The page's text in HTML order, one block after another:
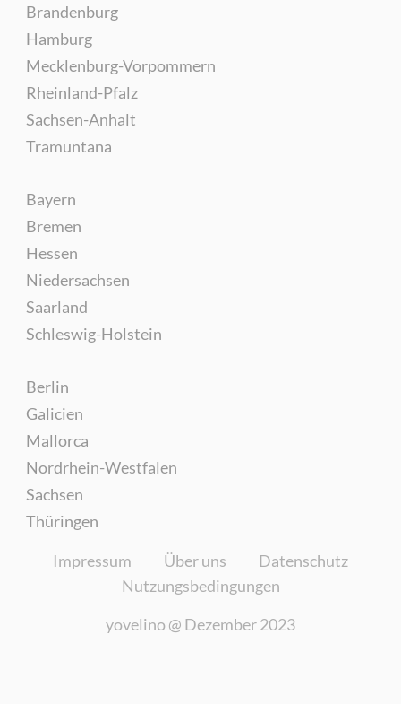
Brandenburg
Hamburg
Mecklenburg-Vorpommern
Rheinland-Pfalz
Sachsen-Anhalt
Tramuntana
Bayern
Bremen
Hessen
Niedersachsen
Saarland
Schleswig-Holstein
Berlin
Galicien
Mallorca
Nordrhein-Westfalen
Sachsen
Thüringen
Impressum Über uns
Datenschutz
Nutzungsbedingungen
yovelino @ Dezember 2023